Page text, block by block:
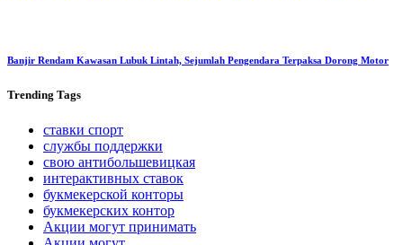
Banjir Rendam Kawasan Lubuk Lintah, Sejumlah Pengendara Terpaksa Dorong Motor
Trending Tags
ставки спорт
службы поддержки
свою антибольшевицкая
интерактивных ставок
букмекерской конторы
букмекерских контор
Акции могут принимать